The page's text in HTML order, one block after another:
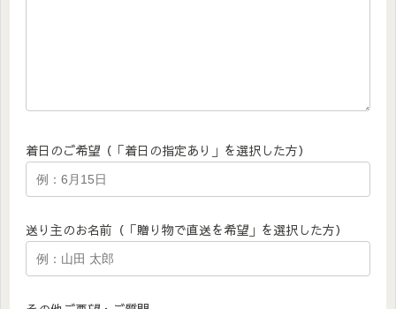
着日のご希望（「着日の指定あり」を選択した方）
送り主のお名前（「贈り物で直送を希望」を選択した方）